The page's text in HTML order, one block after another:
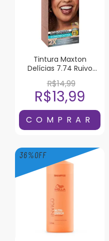
Tintura Maxton
Delícias 7.74 Ruivo
R$14,99
R$13,99
36%OFF